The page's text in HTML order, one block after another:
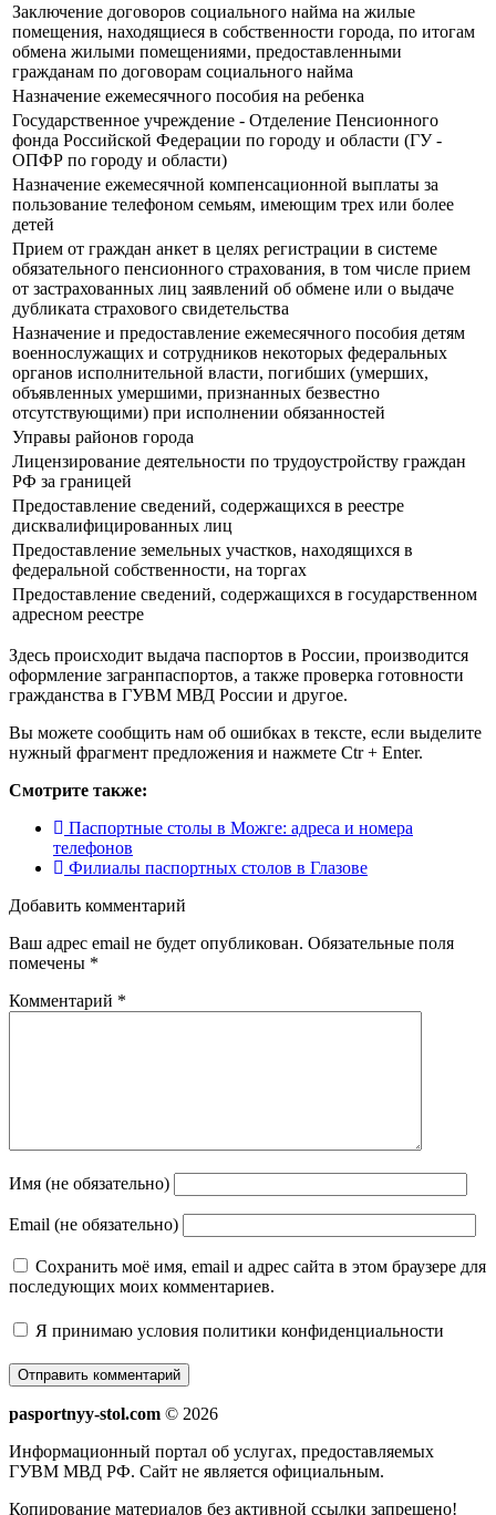
Заключение договоров социального найма на жилые
помещения, находящиеся в собственности города, по итогам
обмена жилыми помещениями, предоставленными
гражданам по договорам социального найма
Назначение ежемесячного пособия на ребенка
Государственное учреждение - Отделение Пенсионного
фонда Российской Федерации по городу и области (ГУ -
ОПФР по городу и области)
Назначение ежемесячной компенсационной выплаты за
пользование телефоном семьям, имеющим трех или более
детей
Прием от граждан анкет в целях регистрации в системе
обязательного пенсионного страхования, в том числе прием
от застрахованных лиц заявлений об обмене или о выдаче
дубликата страхового свидетельства
Назначение и предоставление ежемесячного пособия детям
военнослужащих и сотрудников некоторых федеральных
органов исполнительной власти, погибших (умерших,
объявленных умершими, признанных безвестно
отсутствующими) при исполнении обязанностей
Управы районов города
Лицензирование деятельности по трудоустройству граждан
РФ за границей
Предоставление сведений, содержащихся в реестре
дисквалифицированных лиц
Предоставление земельных участков, находящихся в
федеральной собственности, на торгах
Предоставление сведений, содержащихся в государственном
адресном реестре
Здесь происходит выдача паспортов в России, производится
оформление загранпаспортов, а также проверка готовности
гражданства в ГУВМ МВД России и другое.
Вы можете сообщить нам об ошибках в тексте, если выделите
нужный фрагмент предложения и нажмете Ctr + Enter.
Смотрите также:
Паспортные столы в Можге: адреса и номера
телефонов
Филиалы паспортных столов в Глазове
Добавить комментарий
Ваш адрес email не будет опубликован. Обязательные поля
помечены *
Комментарий *
Имя (не обязательно)
Email (не обязательно)
Сохранить моё имя, email и адрес сайта в этом браузере для
последующих моих комментариев.
Я принимаю условия политики конфиденциальности
pasportnyy-stol.com © 2026
Информационный портал об услугах, предоставляемых
ГУВМ МВД РФ. Сайт не является официальным.
Копирование материалов без активной ссылки запрещено!